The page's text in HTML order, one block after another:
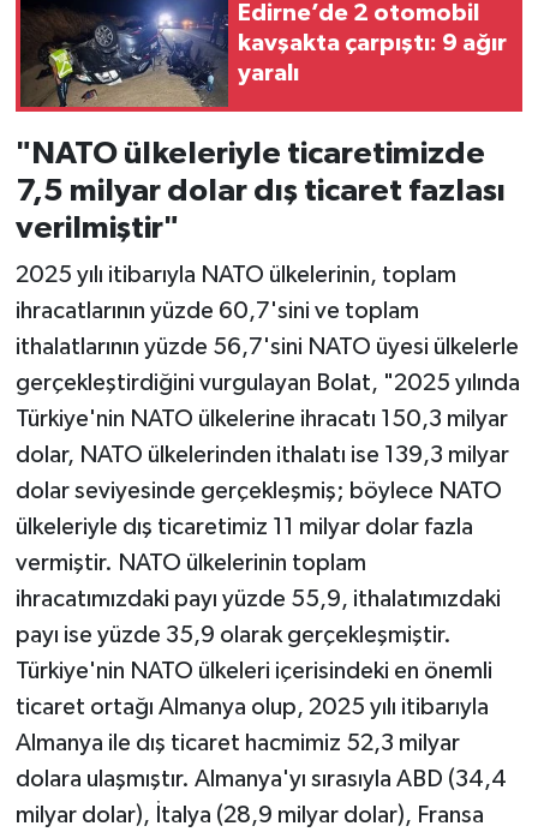
Edirne’de 2 otomobil
kavşakta çarpıştı: 9 ağır
yaralı
"NATO ülkeleriyle ticaretimizde
7,5 milyar dolar dış ticaret fazlası
verilmiştir"
2025 yılı itibarıyla NATO ülkelerinin, toplam
ihracatlarının yüzde 60,7'sini ve toplam
ithalatlarının yüzde 56,7'sini NATO üyesi ülkelerle
gerçekleştirdiğini vurgulayan Bolat, "2025 yılında
Türkiye'nin NATO ülkelerine ihracatı 150,3 milyar
dolar, NATO ülkelerinden ithalatı ise 139,3 milyar
dolar seviyesinde gerçekleşmiş; böylece NATO
ülkeleriyle dış ticaretimiz 11 milyar dolar fazla
vermiştir. NATO ülkelerinin toplam
ihracatımızdaki payı yüzde 55,9, ithalatımızdaki
payı ise yüzde 35,9 olarak gerçekleşmiştir.
Türkiye'nin NATO ülkeleri içerisindeki en önemli
ticaret ortağı Almanya olup, 2025 yılı itibarıyla
Almanya ile dış ticaret hacmimiz 52,3 milyar
dolara ulaşmıştır. Almanya'yı sırasıyla ABD (34,4
milyar dolar), İtalya (28,9 milyar dolar), Fransa